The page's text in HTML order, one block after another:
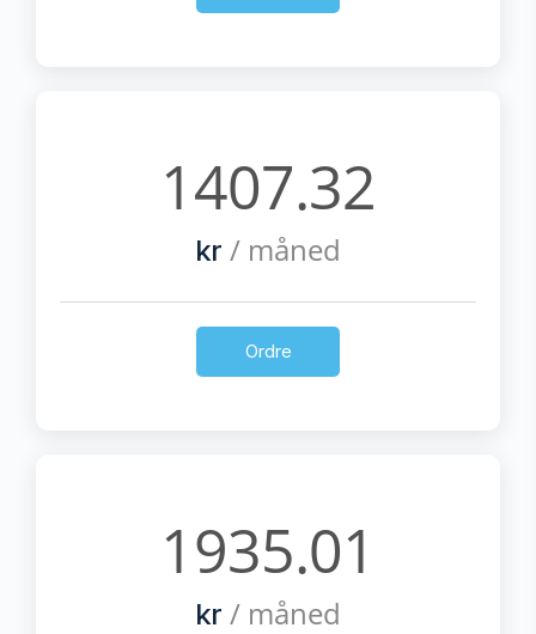
1407.32
kr / måned
Ordre
1935.01
kr / måned